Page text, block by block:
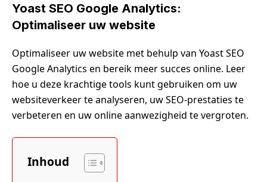
Yoast SEO Google Analytics:
Optimaliseer uw website
Optimaliseer uw website met behulp van Yoast SEO
Google Analytics en bereik meer succes online. Leer
hoe u deze krachtige tools kunt gebruiken om uw
websiteverkeer te analyseren, uw SEO-prestaties te
verbeteren en uw online aanwezigheid te vergroten.
Inhoud